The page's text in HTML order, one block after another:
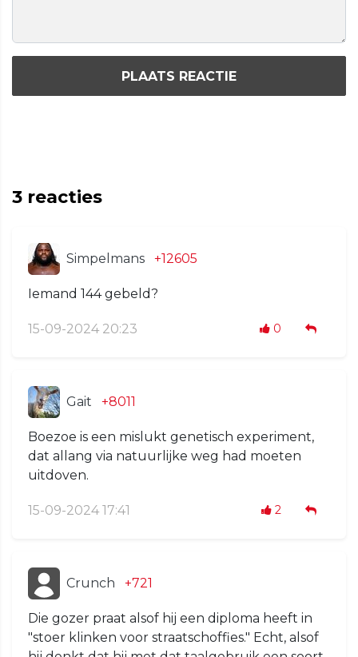
PLAATS REACTIE
3 reacties
Simpelmans +12605
Iemand 144 gebeld?
15-09-2024 20:23 0
Gait +8011
Boezoe is een mislukt genetisch experiment,
dat allang via natuurlijke weg had moeten
uitdoven.
15-09-2024 17:41 2
Crunch +721
Die gozer praat alsof hij een diploma heeft in
"stoer klinken voor straatschoffies." Echt, alsof